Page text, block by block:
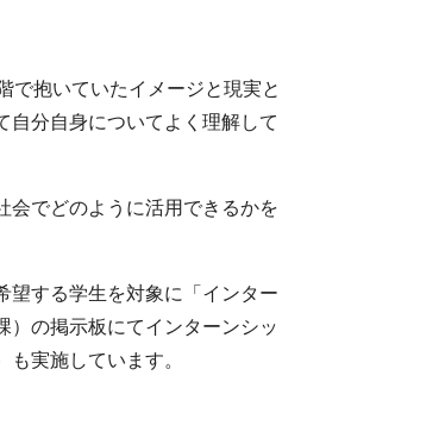
で抱いていたイメージと現実と
自分自身についてよく理解して
会でどのように活用できるかを
望する学生を対象に「インター
）の掲示板にてインターンシッ
実施しています。